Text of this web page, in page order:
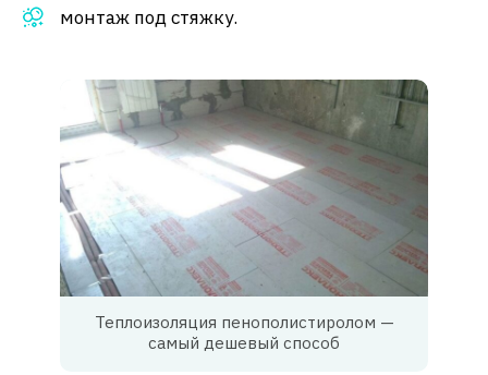
монтаж под стяжку.
Теплоизоляция пенополистиролом —
самый дешевый способ